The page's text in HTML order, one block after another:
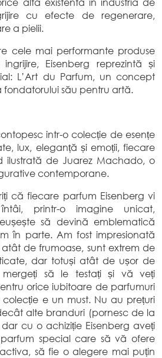
alta existentă în industria de
cu efecte de regenerare,
a pielii.
cele mai performante produse
Eisenberg reprezintă și
L’Art du Parfum, un concept
fondatorului său pentru artă.
intr-o colecție de esențe
lux, eleganță și emoții, fiecare
ilustrată de Juarez Machado, o
contemporane.
că fiecare parfum Eisenberg vi
printr-o imagine unicat,
să devină emblematică
în parte. Am fost impresionată
de frumoase, sunt extrem de
dar totuși atât de ușor de
să le testați și vă veți
orice iubitoare de parfumuri
e un must. Nu au prețuri
alte branduri (pornesc de la
cu o achiziție Eisenberg aveți
special care să vă ofere
să fie o alegere mai puțin